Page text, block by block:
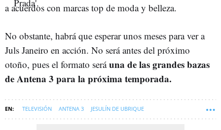
a acuerdos con marcas top de moda y belleza.
No obstante, habrá que esperar unos meses para ver a
Juls Janeiro en acción. No será antes del próximo
otoño, pues el formato seráuna de las grandes bazas
de Antena 3 para la próxima temporada.
TELEVISIÓN ANTENA 3 JESULÍN DE UBRIQUE